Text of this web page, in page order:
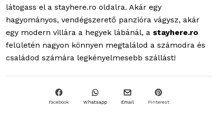
látogass el a stayhere.ro oldalra. Akár egy
hagyományos, vendégszerető panzióra vágysz, akár
egy modern villára a hegyek lábánál, a stayhere.ro
felületén nagyon könnyen megtalálod a számodra és
családod számára legkényelmesebb szállást!
Facebook Whatsapp Email Pinterest